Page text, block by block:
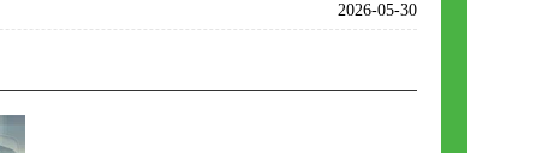
2026-05-30